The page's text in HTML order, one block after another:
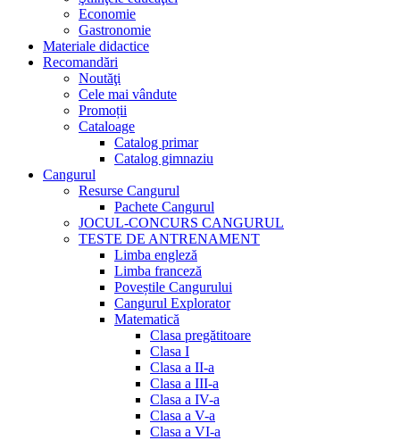
Economie
Gastronomie
Materiale didactice
Recomandări
Noutăţi
Cele mai vândute
Promoții
Cataloage
Catalog primar
Catalog gimnaziu
Cangurul
Resurse Cangurul
Pachete Cangurul
JOCUL-CONCURS CANGURUL
TESTE DE ANTRENAMENT
Limba engleză
Limba franceză
Poveștile Cangurului
Cangurul Explorator
Matematică
Clasa pregătitoare
Clasa I
Clasa a II-a
Clasa a III-a
Clasa a IV-a
Clasa a V-a
Clasa a VI-a